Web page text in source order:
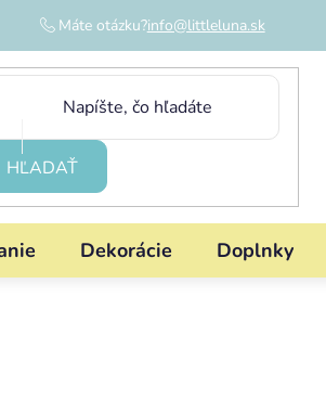
Máte otázku?info@littleluna.sk
HĽADAŤ
Dekorácie Doplnky